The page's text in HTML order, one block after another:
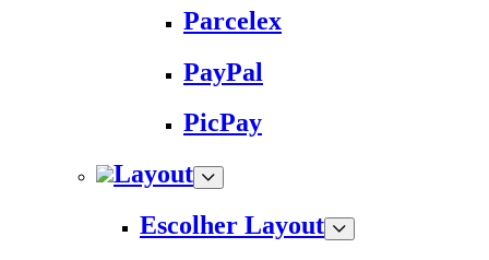
Parcelex
PayPal
PicPay
Layout
Escolher Layout